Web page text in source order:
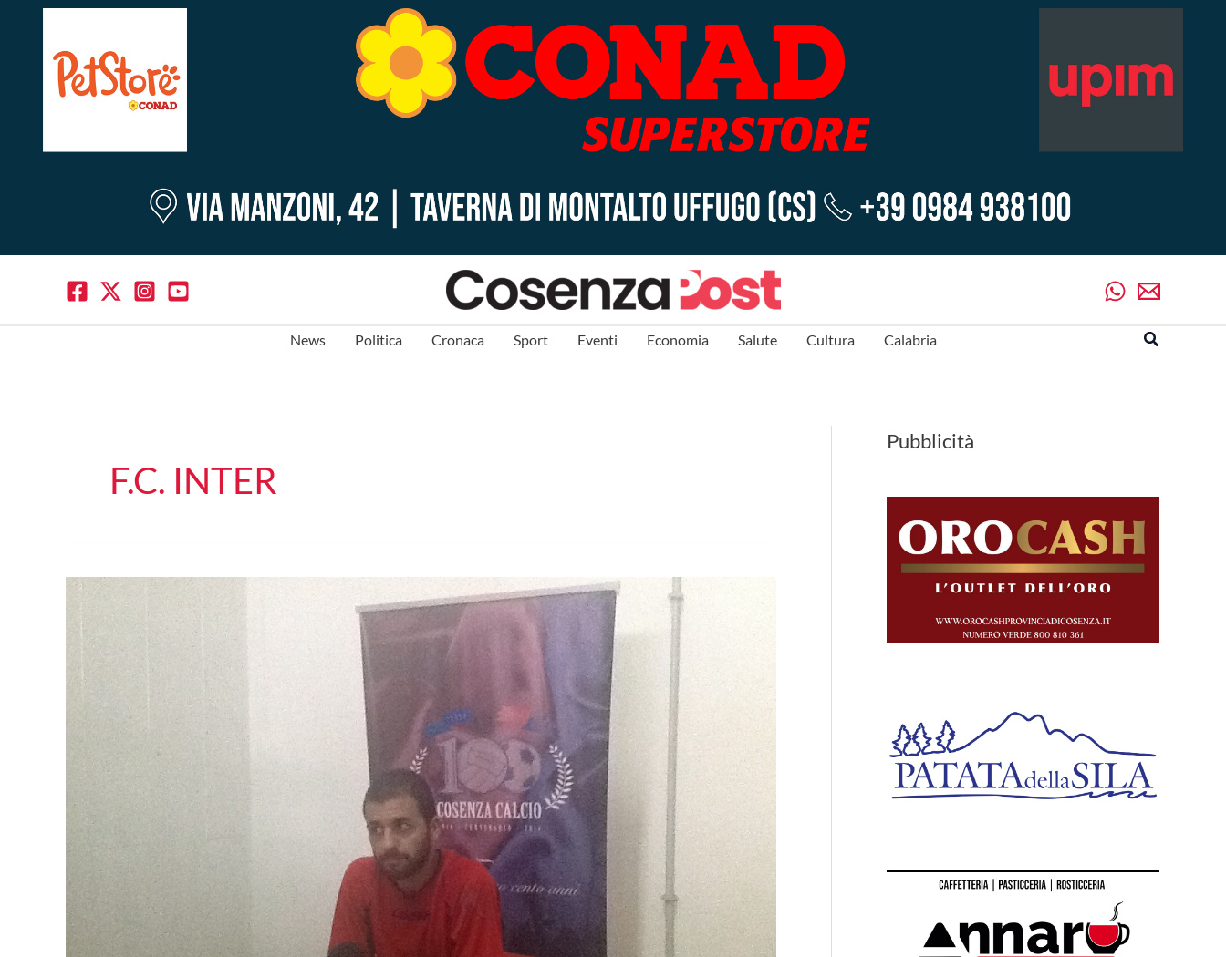
News Politica Cronaca Sport Eventi Economia Salute Cultura Calabria Cerca
F.C. INTER
Pubblicità